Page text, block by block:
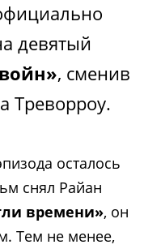
девятый
, сменив
Треворроу.
осталось
снял Райан
времени», он
Тем не менее,